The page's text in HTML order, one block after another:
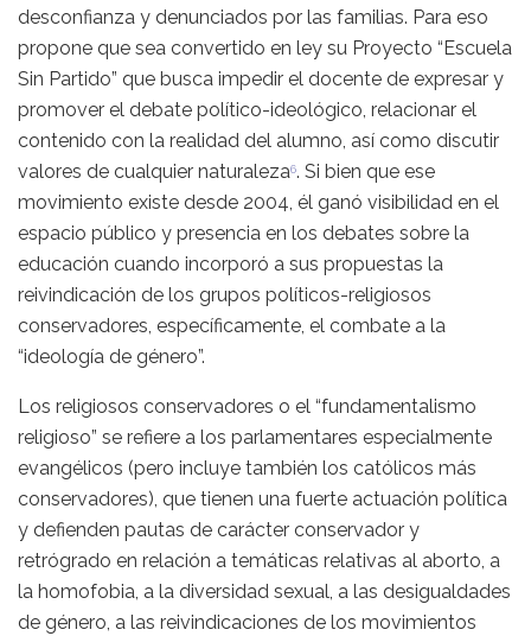
desconfianza y denunciados por las familias. Para eso
propone que sea convertido en ley su Proyecto “Escuela
Sin Partido” que busca impedir el docente de expresar y
promover el debate político-ideológico, relacionar el
contenido con la realidad del alumno, así como discutir
valores de cualquier naturaleza6. Si bien que ese
movimiento existe desde 2004, él ganó visibilidad en el
espacio público y presencia en los debates sobre la
educación cuando incorporó a sus propuestas la
reivindicación de los grupos políticos-religiosos
conservadores, específicamente, el combate a la
“ideología de género”.
Los religiosos conservadores o el “fundamentalismo
religioso” se refiere a los parlamentares especialmente
evangélicos (pero incluye también los católicos más
conservadores), que tienen una fuerte actuación política
y defienden pautas de carácter conservador y
retrógrado en relación a temáticas relativas al aborto, a
la homofobia, a la diversidad sexual, a las desigualdades
de género, a las reivindicaciones de los movimientos